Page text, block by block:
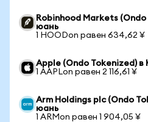
Robinhood Markets
юань
1 HOODon равен 634,62 ¥
Apple (Ondo Tokenized) в
1 AAPLon равен 2 116,61 ¥
Arm Holdings plc (Ondo
юань
1 ARMon равен 1 904,05 ¥